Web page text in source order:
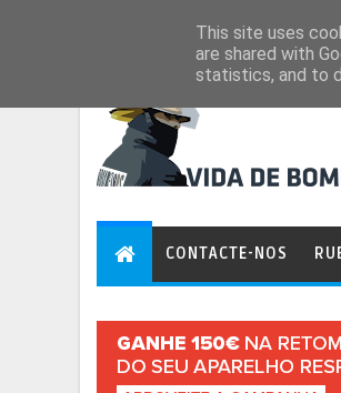
CONTACTE-NOS
This site uses
are shared with
statistics, and to